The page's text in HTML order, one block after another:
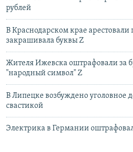
рублей
В Краснодарском крае
закрашивала буквы Z
Жителя Ижевска оштрафовали за
"народный символ" Z
В Липецке возбуждено уголовное
свастикой
Электрика в Германии